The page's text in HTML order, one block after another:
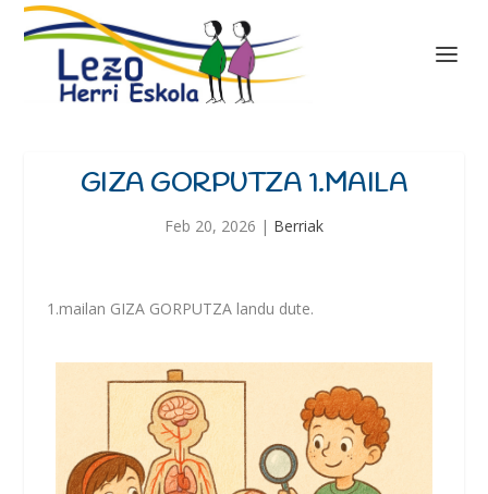
GIZA GORPUTZA 1.MAILA
Feb 20, 2026 | Berriak
1.mailan GIZA GORPUTZA landu dute.